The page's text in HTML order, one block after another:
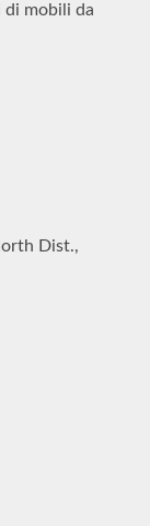
di mobili da
Dist.,